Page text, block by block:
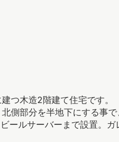
つ木造2階建て住宅です。
側部分を半地下にする事で
ールサーバーまで設置。